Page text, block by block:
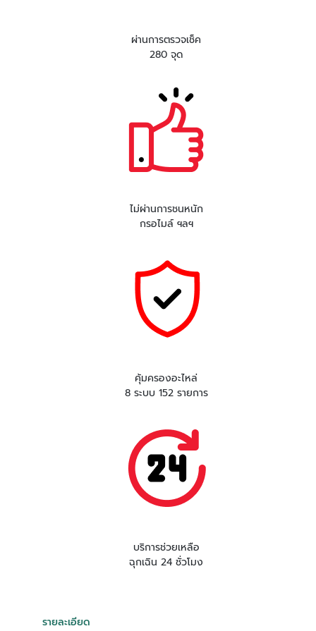
ผ่านการตรวจเช็ค
280 จุด
ไม่ผ่านการชนหนัก
กรอไมล์ ฯลฯ
คุ้มครองอะไหล่
8 ระบบ 152 รายการ
บริการช่วยเหลือ
ฉุกเฉิน 24 ชั่วโมง
รายละเอียด